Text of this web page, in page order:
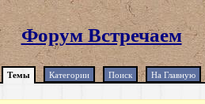
Форум Встречаем
Темы Категории Поиск На Главную